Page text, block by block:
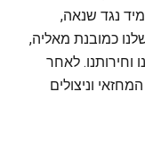
נגד שנאה,
כמובנת מאליה,
וחירותנו. לאחר
וניצולים